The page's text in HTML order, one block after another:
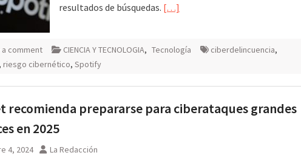
resultados de búsquedas. […]
a comment CIENCIA Y TECNOLOGIA, Tecnología ciberdelincuencia,
, riesgo cibernético, Spotify
recomienda prepararse para ciberataques grandes
en 2025
4, 2024 La Redacción